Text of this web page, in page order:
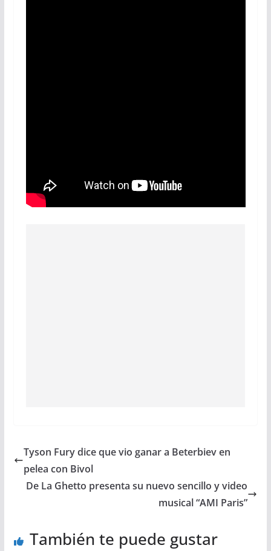
Tyson Fury dice que vio ganar a Beterbiev en
pelea con Bivol
De La Ghetto presenta su nuevo sencillo y video
musical “AMI Paris”
También te puede gustar